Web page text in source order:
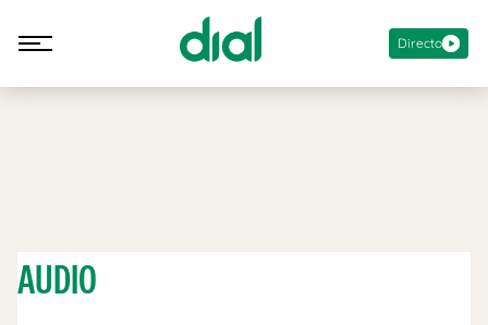
Directo
AUDIO